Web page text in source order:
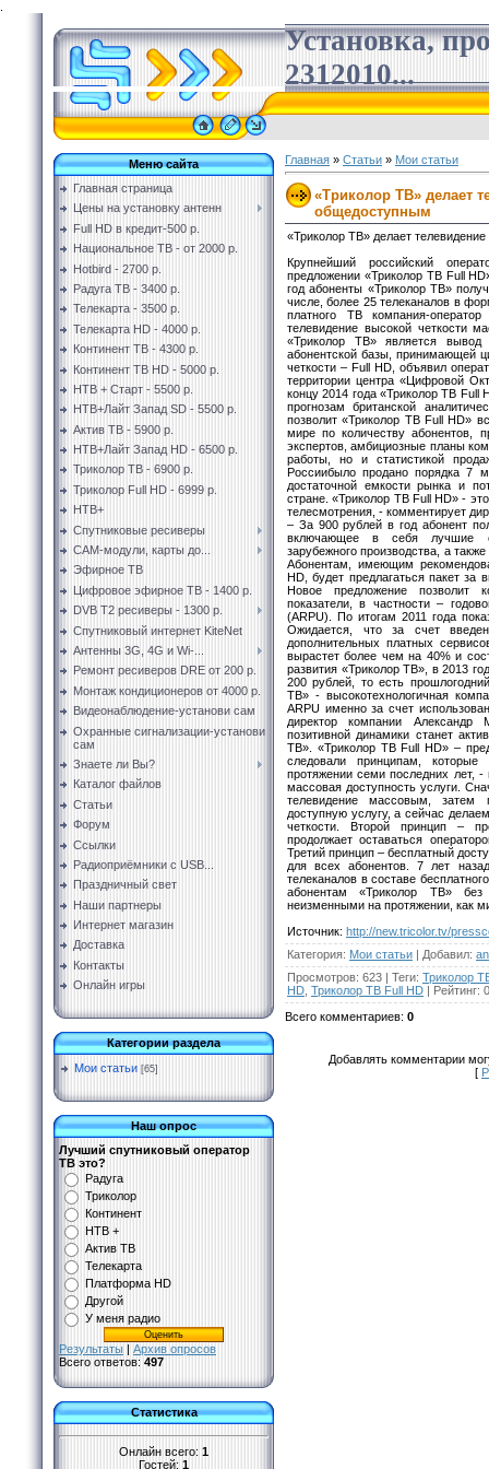
Установка,
2312010...
Меню сайта
Главная страница
Цены на установку антенн
Full HD в кредит-500 р.
Национальное ТВ - от 2000 р.
Hotbird - 2700 р.
Радуга ТВ - 3400 р.
Телекарта - 3500 р.
Телекарта HD - 4000 р.
Континент ТВ - 4300 р.
Континент ТВ HD - 5000 р.
НТВ + Старт - 5500 р.
НТВ+Лайт Запад SD - 5500 р.
Актив ТВ - 5900 р.
НТВ+Лайт Запад HD - 6500 р.
Триколор ТВ - 6900 р.
Триколор Full HD - 6999 р.
НТВ+
Спутниковые ресиверы
CAM-модули, карты до...
Эфирное ТВ
Цифровое эфирное ТВ - 1400 р.
DVB T2 ресиверы - 1300 р.
Спутниковый интернет KiteNet
Антенны 3G, 4G и Wi-...
Ремонт ресиверов DRE от 200 р.
Монтаж кондиционеров от 4000 р.
Видеонаблюдение-установи сам
Охранные сигнализации-установи
сам
Знаете ли Вы?
Каталог файлов
Статьи
Форум
Ссылки
Радиоприёмники с USB...
Праздничный свет
Наши партнеры
Интернет магазин
Доставка
Контакты
Онлайн игры
Категории раздела
Мои статьи [65]
Наш опрос
Лучший спутниковый оператор
ТВ это?
Радуга
Триколор
Континент
НТВ +
Актив ТВ
Телекарта
Платформа HD
Другой
У меня радио
Результаты | Архив опросов
Всего ответов: 497
Статистика
Онлайн всего: 1
Гостей: 1
Главная » Статьи » Мои статьи
«Триколор ТВ» делает
общедоступным
«Триколор ТВ» делает
Крупнейший российский
предложении «Триколор ТВ Full
год абоненты «Триколор ТВ»
числе, более 25 телеканалов в
платного ТВ компания-
телевидение высокой четкости
«Триколор ТВ» является
абонентской базы, принимающей
четкости – Full HD, объявил
территории центра «Цифровой
концу 2014 года «Триколор ТВ Full
прогнозам британской
позволит «Триколор ТВ Full HD»
мире по количеству абонентов,
экспертов, амбициозные планы
работы, но и статистикой
Россиибыло продано порядка 7
достаточной емкости рынка и
стране. «Триколор ТВ Full HD» -
телесмотрения, - комментирует
– За 900 рублей в год абонент
включающее в себя лучшие
зарубежного производства, а
Абонентам, имеющим
HD, будет предлагаться пакет за
Новое предложение позволит
показатели, в частности –
(ARPU). По итогам 2011 года
Ожидается, что за счет
дополнительных платных
вырастет более чем на 40% и
развития «Триколор ТВ», в 2013
200 рублей, то есть
ТВ» - высокотехнологичная
ARPU именно за счет
директор компании
позитивной динамики станет
ТВ». «Триколор ТВ Full HD» –
следовали принципам,
протяжении семи последних лет,
массовая доступность услуги.
телевидение массовым, затем
доступную услугу, а сейчас
четкости. Второй принцип –
продолжает оставаться
Третий принцип – бесплатный
для всех абонентов. 7 лет
телеканалов в составе
абонентам «Триколор ТВ»
неизменными на протяжении, как
Источник: http://new.tricolor.tv/
Категория: Мои статьи | Добавил:
Просмотров: 623 | Теги: Триколор
HD Триколор ТВ Full HD | Рейтинг:
Всего комментариев: 0
Добавлять комментарии
[